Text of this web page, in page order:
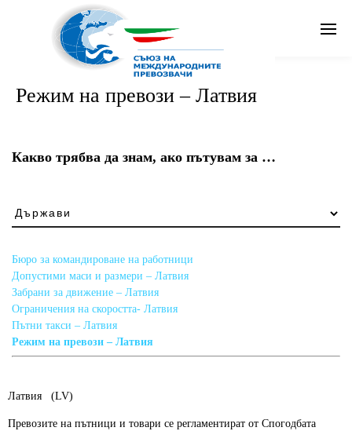
Режим на превози – Латвия
Какво трябва да знам, ако пътувам за …
Какво
трябва
знам,
ако
пътувам
за
…
Бюро за командироване на работници
Допустими маси и размери – Латвия
Забрани за движение – Латвия
Ограничения на скоростта- Латвия
Пътни такси – Латвия
Режим на превози – Латвия
Латвия (LV)
Превозите на пътници и товари се регламентират от Спогодбата